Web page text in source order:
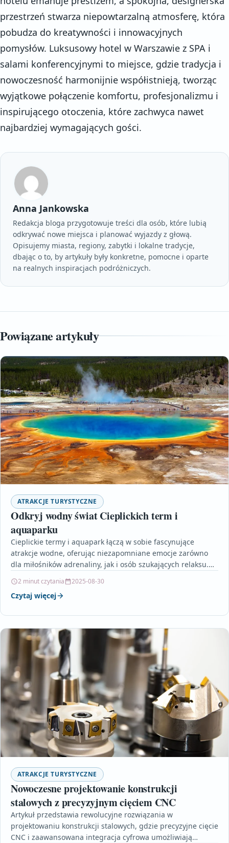
przestrzeń stwarza niepowtarzalną atmosferę, która
pobudza do kreatywności i innowacyjnych
pomysłów. Luksusowy hotel w Warszawie z SPA i
salami konferencyjnymi to miejsce, gdzie tradycja i
nowoczesność harmonijnie współistnieją, tworząc
wyjątkowe połączenie komfortu, profesjonalizmu i
inspirującego otoczenia, które zachwyca nawet
najbardziej wymagających gości.
Anna Jankowska
Redakcja bloga przygotowuje treści dla osób, które lubią
odkrywać nowe miejsca i planować wyjazdy z głową.
Opisujemy miasta, regiony, zabytki i lokalne tradycje,
dbając o to, by artykuły były konkretne, pomocne i oparte
na realnych inspiracjach podróżniczych.
Powiązane artykuły
ATRAKCJE TURYSTYCZNE
Odkryj wodny świat Cieplickich term i
aquaparku
Cieplickie termy i aquapark łączą w sobie fascynujące
atrakcje wodne, oferując niezapomniane emocje zarówno
dla miłośników adrenaliny, jak i osób szukających relaksu.
2 minut czytania 2025-08-30
Czytaj więcej
ATRAKCJE TURYSTYCZNE
Nowoczesne projektowanie konstrukcji
stalowych z precyzyjnym cięciem CNC
Artykuł przedstawia rewolucyjne rozwiązania w
projektowaniu konstrukcji stalowych, gdzie precyzyjne cięcie
CNC i zaawansowana integracja cyfrowa umożliwiają